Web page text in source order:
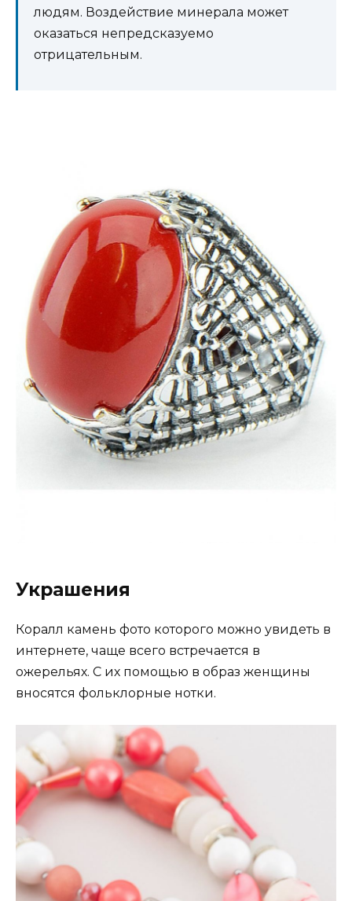
людям. Воздействие минерала может
оказаться непредсказуемо
отрицательным.
Украшения
Коралл камень фото которого можно увидеть в
интернете, чаще всего встречается в
ожерельях. С их помощью в образ женщины
вносятся фольклорные нотки.